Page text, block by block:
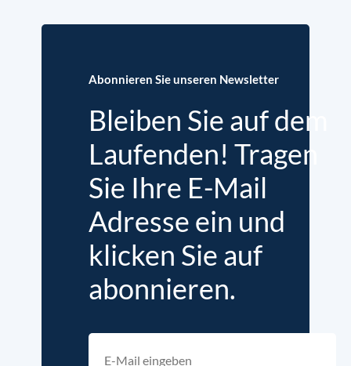
Abonnieren Sie unseren Newsletter
Bleiben Sie auf dem
Laufenden! Tragen
Sie Ihre E-Mail
Adresse ein und
klicken Sie auf
abonnieren.